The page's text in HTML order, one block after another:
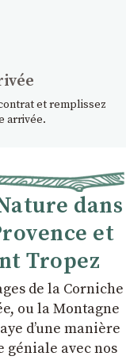
et remplissez
arrivée.
dans
et
Tropez
de la Corniche
ou la Montagne
dʼune manière
géniale avec nos